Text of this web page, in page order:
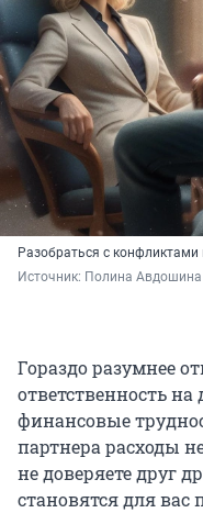
Разобраться с конфликтами
Источник: Полина
Гораздо разумнее
ответственность
финансовые
партнера расходы
не доверяете друг
становятся для вас